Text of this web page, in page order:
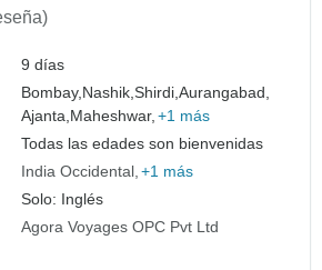
9 días
Bombay, Nashik,Shirdi,Aurangabad,
Ajanta, Maheshwar, +1 más
Todas las edades son bienvenidas
India Occidental +1 más
Solo: Inglés
Agora Voyages OPC Pvt Ltd